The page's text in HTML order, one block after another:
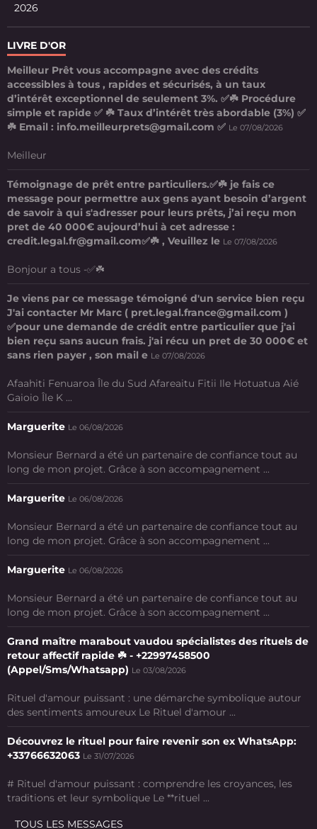
2026
LIVRE D'OR
Meilleur Prêt vous accompagne avec des crédits
accessibles à tous , rapides et sécurisés, à un taux
d’intérêt exceptionnel de seulement 3%. ✅☘️ Procédure
simple et rapide ✅ ☘️ Taux d’intérêt très abordable (3%) ✅
☘️ Email : info.meilleurprets@gmail.com ✅ Le 07/08/2026
Meilleur
Témoignage de prêt entre particuliers.✅☘️ je fais ce
message pour permettre aux gens ayant besoin d’argent
de savoir à qui s'adresser pour leurs prêts, j’ai reçu mon
pret de 40 000€ aujourd’hui à cet adresse :
credit.legal.fr@gmail.com✅☘️ , Veuillez le Le 07/08/2026
Bonjour a tous -✅☘️
Je viens par ce message témoigné d'un service bien reçu
J'ai contacter Mr Marc ( pret.legal.france@gmail.com )
✅pour une demande de crédit entre particulier que j'ai
bien reçu sans aucun frais. j'ai récu un pret de 30 000€ et
sans rien payer , son mail e Le 07/08/2026
Afaahiti Fenuaroa Île du Sud Afareaitu Fitii Ile Hotuatua Aié
Gaioio Île K ...
Marguerite Le 06/08/2026
Monsieur Bernard a été un partenaire de confiance tout au
long de mon projet. Grâce à son accompagnement ...
Marguerite Le 06/08/2026
Monsieur Bernard a été un partenaire de confiance tout au
long de mon projet. Grâce à son accompagnement ...
Marguerite Le 06/08/2026
Monsieur Bernard a été un partenaire de confiance tout au
long de mon projet. Grâce à son accompagnement ...
Grand maître marabout vaudou spécialistes des rituels de
retour affectif rapide ☘️ - +22997458500
(Appel/Sms/Whatsapp) Le 03/08/2026
Rituel d'amour puissant : une démarche symbolique autour
des sentiments amoureux Le Rituel d'amour ...
Découvrez le rituel pour faire revenir son ex WhatsApp:
+33766632063 Le 31/07/2026
# Rituel d'amour puissant : comprendre les croyances, les
traditions et leur symbolique Le **rituel ...
TOUS LES MESSAGES